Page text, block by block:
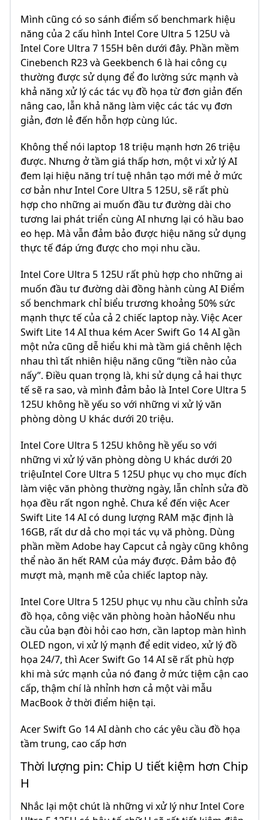
Mình cũng có so sánh điểm số benchmark hiệu
năng của 2 cấu hình Intel Core Ultra 5 125U và
Intel Core Ultra 7 155H bên dưới đây. Phần mềm
Cinebench R23 và Geekbench 6 là hai công cụ
thường được sử dụng để đo lường sức mạnh và
khả năng xử lý các tác vụ đồ họa từ đơn giản đến
nâng cao, lẫn khả năng làm việc các tác vụ đơn
giản, đơn lẻ đến hỗn hợp cùng lúc.
Không thể nói laptop 18 triệu mạnh hơn 26 triệu
được. Nhưng ở tầm giá thấp hơn, một vi xử lý AI
đem lại hiệu năng trí tuệ nhân tạo mới mẻ ở mức
cơ bản như Intel Core Ultra 5 125U, sẽ rất phù
hợp cho những ai muốn đầu tư đường dài cho
tương lai phát triển cùng AI nhưng lại có hầu bao
eo hẹp. Mà vẫn đảm bảo được hiệu năng sử dụng
thực tế đáp ứng được cho mọi nhu cầu.
Intel Core Ultra 5 125U rất phù hợp cho những ai
muốn đầu tư đường dài đồng hành cùng AI Điểm
số benchmark chỉ biểu trương khoảng 50% sức
mạnh thực tế của cả 2 chiếc laptop này. Việc Acer
Swift Lite 14 AI thua kém Acer Swift Go 14 AI gần
một nửa cũng dễ hiểu khi mà tầm giá chênh lệch
nhau thì tất nhiên hiệu năng cũng “tiền nào của
nấy”. Điều quan trọng là, khi sử dụng cả hai thực
tế sẽ ra sao, và mình đảm bảo là Intel Core Ultra 5
125U không hề yếu so với những vi xử lý văn
phòng dòng U khác dưới 20 triệu.
Intel Core Ultra 5 125U không hề yếu so với
những vi xử lý văn phòng dòng U khác dưới 20
triệuIntel Core Ultra 5 125U phục vụ cho mục đích
làm việc văn phòng thường ngày, lẫn chỉnh sửa đồ
họa đều rất ngon nghẻ. Chưa kể đến việc Acer
Swift Lite 14 AI có dung lượng RAM mặc định là
16GB, rất dư dả cho mọi tác vụ vă phòng. Dùng
phần mềm Adobe hay Capcut cả ngày cũng không
thể nào ăn hết RAM của máy được. Đảm bảo độ
mượt mà, mạnh mẽ của chiếc laptop này.
Intel Core Ultra 5 125U phục vụ nhu cầu chỉnh sửa
đồ họa, công việc văn phòng hoàn hảoNếu nhu
cầu của bạn đòi hỏi cao hơn, cần laptop màn hình
OLED ngon, vi xử lý mạnh để edit video, xử lý đồ
họa 24/7, thì Acer Swift Go 14 AI sẽ rất phù hợp
khi mà sức mạnh của nó đang ở mức tiệm cận cao
cấp, thậm chí là nhỉnh hơn cả một vài mẫu
MacBook ở thời điểm hiện tại.
Acer Swift Go 14 AI dành cho các yêu cầu đồ họa
tầm trung, cao cấp hơn
Thời lượng pin: Chip U tiết kiệm hơn Chip
H
Nhắc lại một chút là những vi xử lý như Intel Core